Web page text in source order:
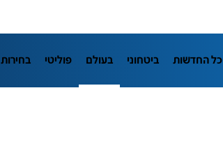
כל החדשות ביטחוני בעולם פוליטי בחירות 2026